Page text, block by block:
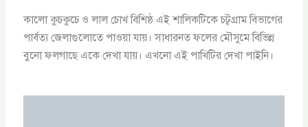
কালো কুচকুচে ও লাল চোখ বিশিষ্ঠ এই শালিকটিকে চট্বগ্রাম বিভাগের
পার্বত্য জেলাগুলোতে পাওয়া যায়। সাধারনত ফলের মৌসুমে বিভিন্ন
বুনো ফলগাছে একে দেখা যায়। এখনো এই পাখিটির দেখা পাইনি।